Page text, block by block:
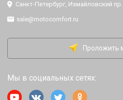
Санкт-Петербург, Измайловский
sale@motocomfort.ru
Проложить
Мы в социальных сетях: